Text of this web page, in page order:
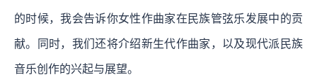
的时候，我会告诉你女性作曲家在民族管弦乐发展中的贡
献。同时，我们还将介绍新生代作曲家，以及现代派民族
音乐创作的兴起与展望。